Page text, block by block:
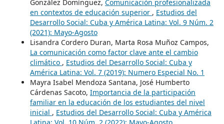
González Domínguez, Comunicación profesionalizada
en contextos de educación superior , Estudios del
Desarrollo Social: Cuba y América Latina: Vol. 9 Núm. 2
(2021): Mayo-Agosto
Lisandra Cordero Duran, Marta Rosa Muñoz Campos,
La comunicación como factor clave ante el cambio
climático , Estudios del Desarrollo Social: Cuba y
América Latina: Vol. 7 (2019): Numero Especial No. 1
Mayra Isabel Mendoza Santana, José Humberto
Cárdenas Sacoto, Importancia de la participación
familiar en la educación de los estudiantes del nivel
inicial , Estudios del Desarrollo Social: Cuba y América